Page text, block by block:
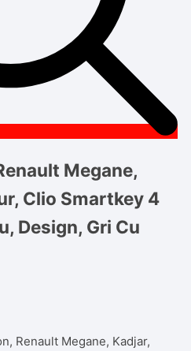
Megane,
Clio Smartkey 4
Design, Gri Cu